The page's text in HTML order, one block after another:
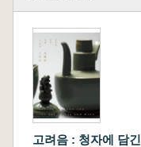
고려음 : 청자에 담긴